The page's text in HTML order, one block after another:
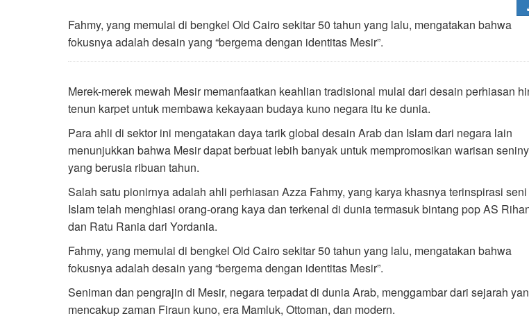
Fahmy, yang memulai di bengkel Old Cairo sekitar 50 tahun yang lalu, mengatakan bahwa
fokusnya adalah desain yang “bergema dengan identitas Mesir”.
Merek-merek mewah Mesir memanfaatkan keahlian tradisional mulai dari desain perhiasan
tenun karpet untuk membawa kekayaan budaya kuno negara itu ke dunia.
Para ahli di sektor ini mengatakan daya tarik global desain Arab dan Islam dari negara lain
menunjukkan bahwa Mesir dapat berbuat lebih banyak untuk mempromosikan warisan
yang berusia ribuan tahun.
Salah satu pionirnya adalah ahli perhiasan Azza Fahmy, yang karya khasnya terinspirasi seni
Islam telah menghiasi orang-orang kaya dan terkenal di dunia termasuk bintang pop AS
dan Ratu Rania dari Yordania.
Fahmy, yang memulai di bengkel Old Cairo sekitar 50 tahun yang lalu, mengatakan bahwa
fokusnya adalah desain yang “bergema dengan identitas Mesir”.
Seniman dan pengrajin di Mesir, negara terpadat di dunia Arab, menggambar dari sejarah
mencakup zaman Firaun kuno, era Mamluk, Ottoman, dan modern.